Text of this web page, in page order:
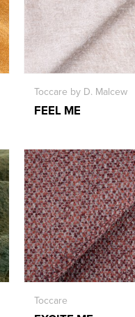
Toccare by D. Malcew
FEEL ME
Toccare